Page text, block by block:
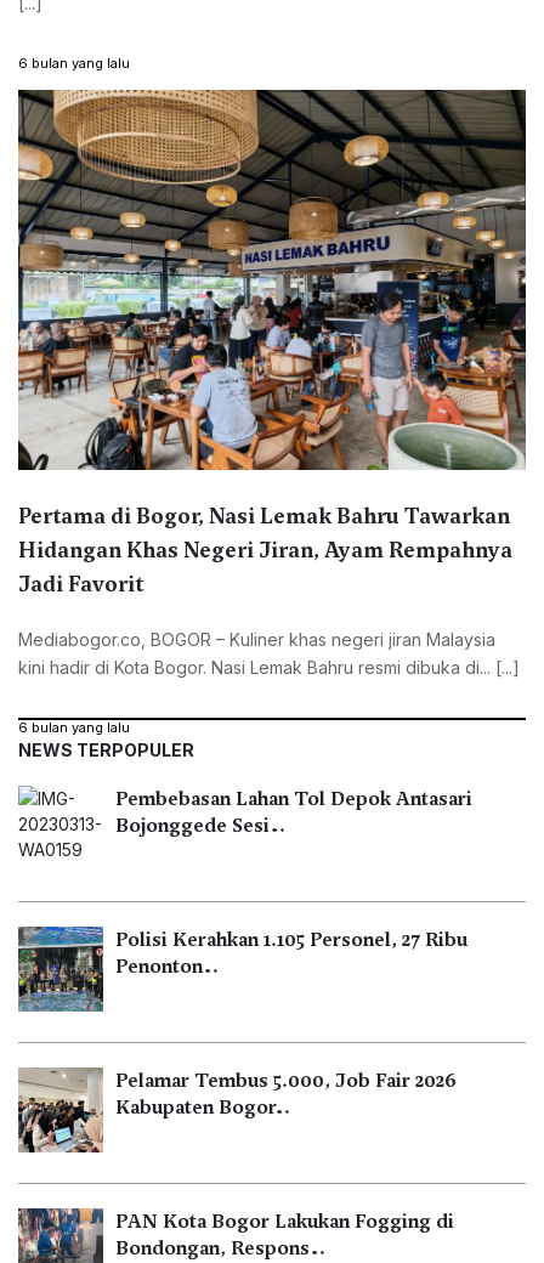
6 bulan yang lalu
Pertama di Bogor, Nasi Lemak Bahru Tawarkan
Hidangan Khas Negeri Jiran, Ayam Rempahnya
Jadi Favorit
Mediabogor.co, ‎BOGOR – Kuliner khas negeri jiran Malaysia
kini hadir di Kota Bogor. Nasi Lemak Bahru resmi dibuka di... [...]
6 bulan yang lalu
NEWS TERPOPULER
Pembebasan Lahan Tol Depok Antasari
Bojonggede Sesi…
Polisi Kerahkan 1.105 Personel, 27 Ribu
Penonton…
Pelamar Tembus 5.000, Job Fair 2026
Kabupaten Bogor…
PAN Kota Bogor Lakukan Fogging di
Bondongan, Respons…